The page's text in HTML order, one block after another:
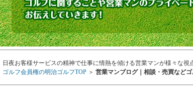
日夜お客様サービスの精神で仕事に情熱を傾ける営業マンが様々な
ゴルフ会員権の明治ゴルフTOP ＞ 営業マンブログ｜相談・売買など